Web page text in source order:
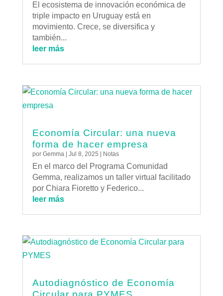
El ecosistema de innovación económica de
triple impacto en Uruguay está en
movimiento. Crece, se diversifica y
también...
leer más
Economía Circular: una nueva
forma de hacer empresa
por Gemma | Jul 8, 2025 | Notas
En el marco del Programa Comunidad
Gemma, realizamos un taller virtual facilitado
por Chiara Fioretto y Federico...
leer más
Autodiagnóstico de Economía